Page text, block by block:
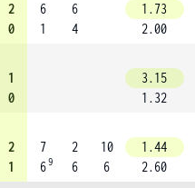
2
0
6
1
6
4
1.73
2.00
1
0
3.15
1.32
2
1
7
69
2
6
10
6
1.44
2.60